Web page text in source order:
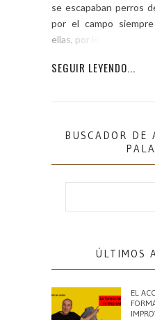
se escapaban perros
por el campo
ellas, por lo que […]
SEGUIR LEYENDO...
BUSCADOR DE
ÚLTIMOS
EL